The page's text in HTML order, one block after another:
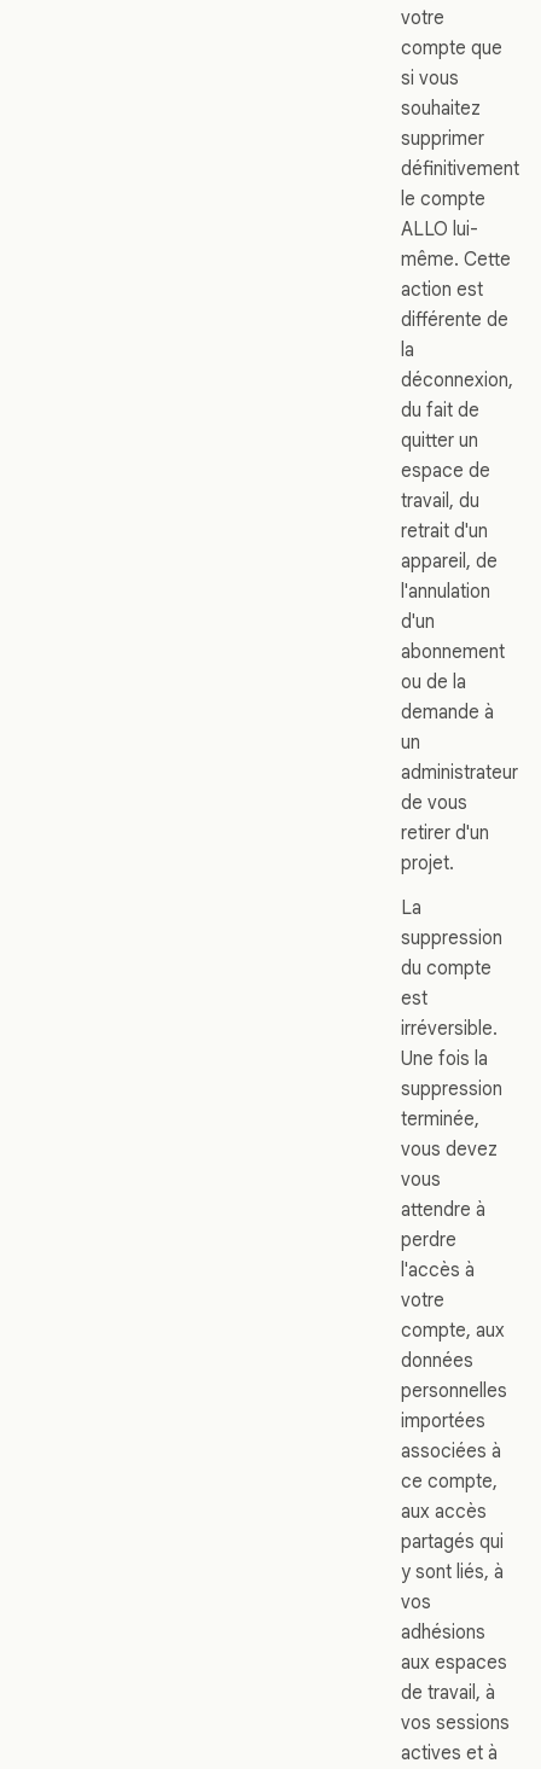
votre
compte que
si vous
souhaitez
supprimer
définitivement
le compte
ALLO lui-
même. Cette
action est
différente de
la
déconnexion,
du fait de
quitter un
espace de
travail, du
retrait d'un
appareil, de
l'annulation
d'un
abonnement
ou de la
demande à
un
administrateur
de vous
retirer d'un
projet.
La
suppression
du compte
est
irréversible.
Une fois la
suppression
terminée,
vous devez
vous
attendre à
perdre
l'accès à
votre
compte, aux
données
personnelles
importées
associées à
ce compte,
aux accès
partagés qui
y sont liés, à
vos
adhésions
aux espaces
de travail, à
vos sessions
actives et à